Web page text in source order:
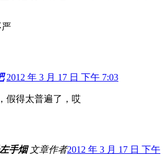
严
2012 年 3 月 17 日 下午 7:03
假得太普遍了，哎
手烟 文章作者2012 年 3 月 17 日 下午